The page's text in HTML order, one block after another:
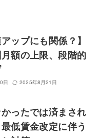
アップにも関係？】
額の上限、段階的
日 2025年8月21日
かったでは済まされ
低賃金改定に伴う